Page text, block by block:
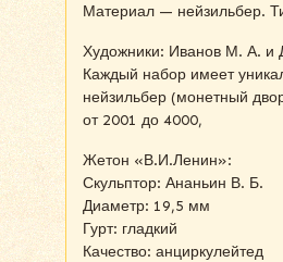
Материал — нейзильбер.
Художники: Иванов М. А. и
Каждый набор имеет
нейзильбер (монетный
от 2001 до 4000,
Жетон «В.И.Ленин»:
Скульптор: Ананьин В. Б.
Диаметр: 19,5 мм
Гурт: гладкий
Качество: анциркулейтед